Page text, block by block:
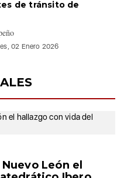
de tránsito de
02 Enero 2026
León el